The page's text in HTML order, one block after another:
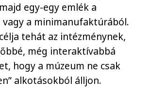
egy-egy emlék a
vagy a minimanufaktúrából.
tehát az intézménynek,
még interaktívabbá
hogy a múzeum ne csak
alkotásokból álljon.